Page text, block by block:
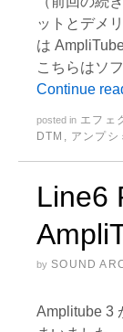
ットとデメ
は
こちらはソ
Continue
posted in エフェ
DTM , アンプシ
Line6
by SOUND
Amplitube 3